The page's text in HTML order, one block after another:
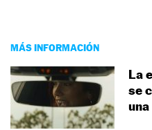
MÁS INFORMACIÓN
La
se